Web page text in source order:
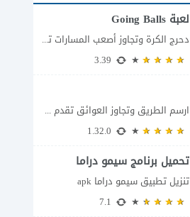
لعبة Going Balls
دحرج الكرة وتجاوز أصعب المسارات تضعك لعبة Going Balls للأندرويد أمام تحدٍ يبدو بسيطًا...
ارسم الطريق وتجاوز العوائق تقدم Color Adventure: Draw the Path فكرة بسيطة تتحول سريعًا...
تحميل برنامج سيمو دراما
للاندرويد
تنزيل تطبيق سيمو دراما apk